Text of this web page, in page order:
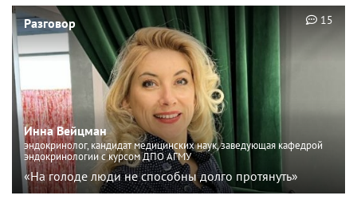
Разговор
Инна Вейцман
эндокринолог, кандидат медицинских наук, заведующая кафедрой
эндокринологии с курсом ДПО АГМУ
«На голоде люди не способны долго протянуть»
15